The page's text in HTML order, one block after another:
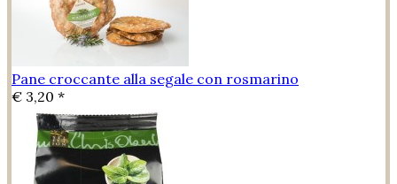
Pane croccante alla segale con rosmarino
€ 3,20 *